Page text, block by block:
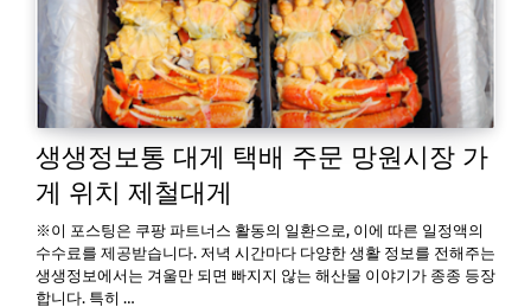
생생정보통 대게 택배 주문 망원시장 가
게 위치 제철대게
※이 포스팅은 쿠팡 파트너스 활동의 일환으로, 이에 따른 일정액의
수수료를 제공받습니다. 저녁 시간마다 다양한 생활 정보를 전해주는
생생정보에서는 겨울만 되면 빠지지 않는 해산물 이야기가 종종 등장
합니다. 특히 …